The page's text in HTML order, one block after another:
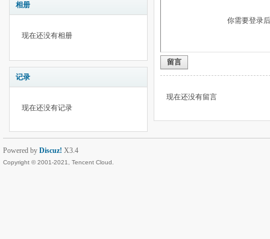
相册
现在还没有相册
记录
现在还没有记录
你需要登录
留言
现在还没有留言
Powered by Discuz! X3.4
Copyright © 2001-2021, Tencent Cloud.